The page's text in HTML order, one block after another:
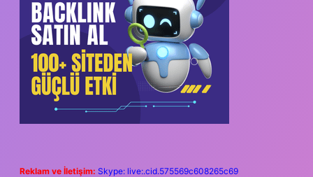
Reklam ve İletişim: Skype: live:.cid.575569c608265c69